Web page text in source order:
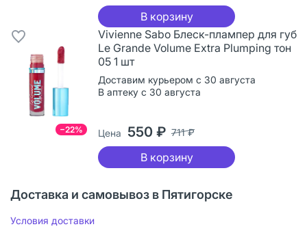
В корзину
−22%
Vivienne Sabo Блеск-плампер для губ
Le Grande Volume Extra Plumping тон
05 1 шт
Доставим курьером с 30 августа
В аптеку с 30 августа
Цена 550 ₽ 711 ₽
В корзину
Доставка и самовывоз в Пятигорске
Условия доставки